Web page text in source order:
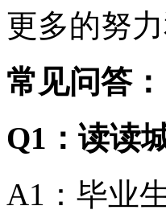
更多的努
常见问答：
Q1：读读
A1：毕业